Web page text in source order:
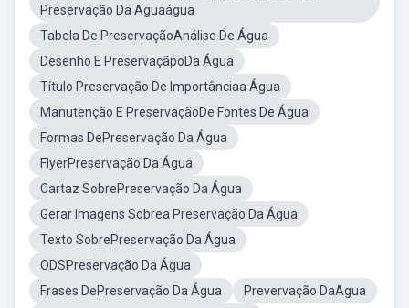
Preservação Da Aguaágua
Tabela De PreservaçãoAnálise De Água
Desenho E PreservaçãpoDa Água
Título Preservação De Importânciaa Água
Manutenção E PreservaçãoDe Fontes De Água
Formas DePreservação Da Água
FlyerPreservação Da Água
Cartaz SobrePreservação Da Água
Gerar Imagens Sobrea Preservação Da Água
Texto SobrePreservação Da Água
ODSPreservação Da Água
Frases DePreservação Da Água
Prevervação DaAgua